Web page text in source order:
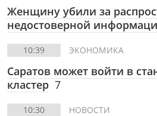
Женщину убили за
недостоверной
10:39 ЭКОНОМИКА
Саратов может войти в
кластер 7
10:30 НОВОСТИ